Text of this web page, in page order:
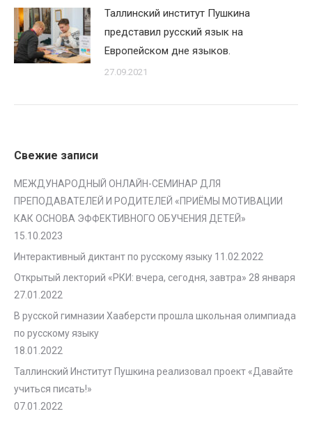
Таллинский институт Пушкина
представил русский язык на
Европейском дне языков.
27.09.2021
Свежие записи
МЕЖДУНАРОДНЫЙ ОНЛАЙН-СЕМИНАР ДЛЯ
ПРЕПОДАВАТЕЛЕЙ И РОДИТЕЛЕЙ «ПРИЁМЫ МОТИВАЦИИ
КАК ОСНОВА ЭФФЕКТИВНОГО ОБУЧЕНИЯ ДЕТЕЙ»
15.10.2023
Интерактивный диктант по русскому языку 11.02.2022
Открытый лекторий «РКИ: вчера, сегодня, завтра» 28 января
27.01.2022
В русской гимназии Хааберсти прошла школьная олимпиада
по русскому языку
18.01.2022
Таллинский Институт Пушкина реализовал проект «Давайте
учиться писать!»
07.01.2022